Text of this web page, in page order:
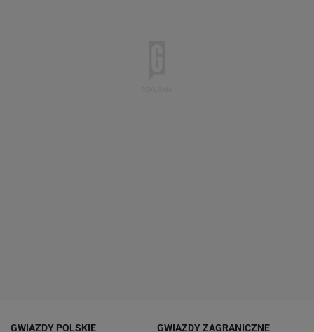
GWIAZDY POLSKIE GWIAZDY ZAGRANICZNE